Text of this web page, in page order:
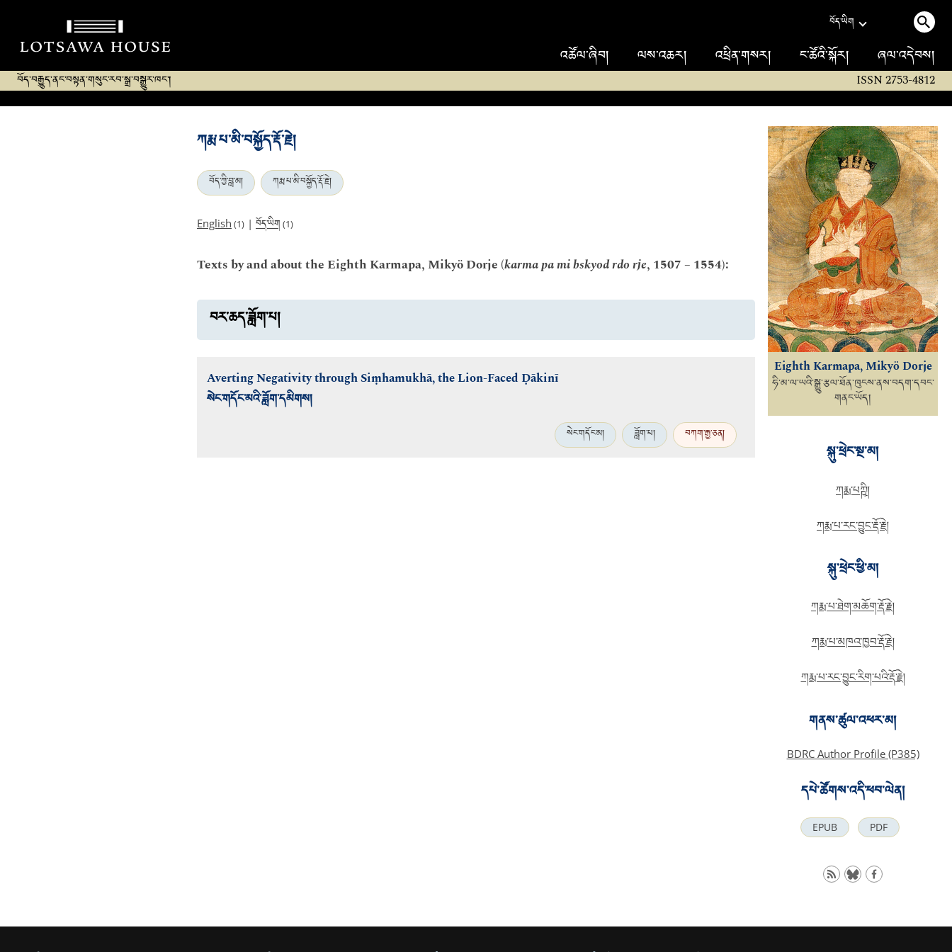
བོད་ཡིག
འཚོལ་ཞིབ། ལས་འཆར། འཕྲིན་གསར། ང་ཚོའི་སྐོར། ཞལ་འདེབས།
བོད་བརྒྱུད་ནང་བསྟན་གསུང་རབ་སྒྲ་བསྒྱུར་ཁང་། ISSN 2753-4812
ཀརྨ་པ་མི་བསྐྱོད་རྡོ་རྗེ།
བོད་ཀྱི་བླ་མ། ཀརྨ་པ་མི་བསྐྱོད་རྡོ་རྗེ།
English (1) | བོད་ཡིག (1)
Texts by and about the Eighth Karmapa, Mikyö Dorje (karma pa mi bskyod rdo rje, 1507 – 1554):
བར་ཆད་ཟློག་པ།
Averting Negativity through Siṃhamukhā, the Lion-Faced Ḍākinī
སེང་གདོང་མའི་ཟློག་དམིགས།
སེང་གདོང་མ། ཟློག་པ། བཀག་རྒྱ་ཅན།
Eighth Karmapa, Mikyö Dorje
ཧི་མ་ལ་ཡའི་སྒྱུ་རྩལ་ཐོན་ཁུངས་ནས་བདག་དབང་
གནང་ཡོད།
སྐུ་ཕྲེང་སྔ་མ།
ཀརྨ་པཀྵི།
ཀརྨ་པ་རང་བྱུང་རྡོ་རྗེ།
སྐུ་ཕྲེང་ཕྱི་མ།
ཀརྨ་པ་ཐེག་མཆོག་རྡོ་རྗེ།
ཀརྨ་པ་མཁའ་ཁྱབ་རྡོ་རྗེ།
ཀརྨ་པ་རང་བྱུང་རིག་པའི་རྡོ་རྗེ།
གནས་ཚུལ་འཕར་མ།
BDRC Author Profile (P385)
དཔེ་ཚོགས་འདི་ཕབ་ལེན།
EPUB PDF